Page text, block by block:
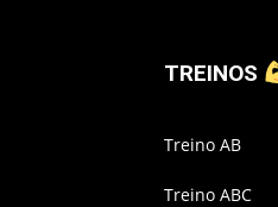
TREINOS
Treino AB
Treino ABC